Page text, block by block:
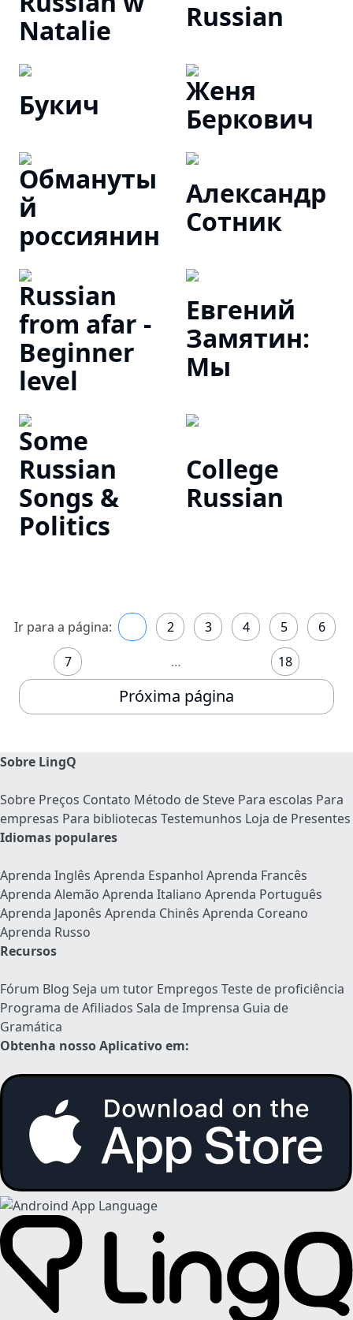
Natalie
Russian
Букич
Женя
Беркович
Обмануты
й
россиянин
Александр
Сотник
Russian
from afar -
Beginner
level
Евгений
Замятин:
Мы
Some
Russian
Songs &
Politics
College
Russian
Ir para a página: 2 3 4 5
6
7
… 18
Próxima página
Sobre LingQ
Sobre Preços Contato Método de Steve Para escolas Para
empresas Para bibliotecas Testemunhos Loja de Presentes
Idiomas populares
Aprenda Inglês Aprenda Espanhol Aprenda Francês
Aprenda Alemão Aprenda Italiano Aprenda Português
Aprenda Japonês Aprenda Chinês Aprenda Coreano
Aprenda Russo
Recursos
Fórum Blog Seja um tutor Empregos Teste de proficiência
Programa de Afiliados Sala de Imprensa Guia de
Gramática
Obtenha nosso Aplicativo em: